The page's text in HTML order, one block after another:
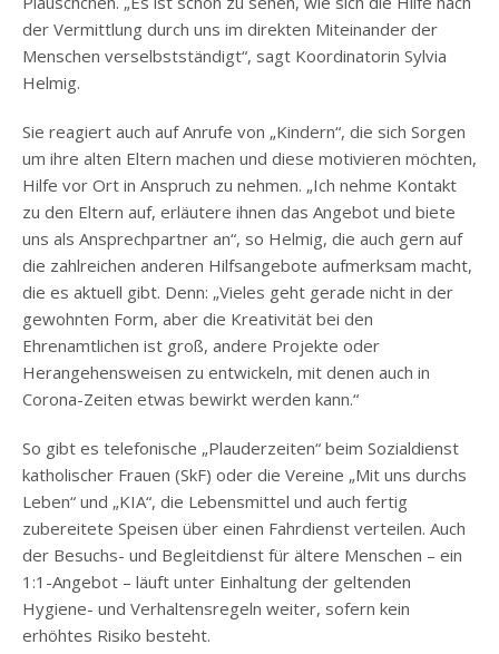
der Vermittlung durch uns im direkten Miteinander der
Menschen verselbstständigt“, sagt Koordinatorin Sylvia
Helmig.
Sie reagiert auch auf Anrufe von „Kindern“, die sich Sorgen
um ihre alten Eltern machen und diese motivieren möchten,
Hilfe vor Ort in Anspruch zu nehmen. „Ich nehme Kontakt
zu den Eltern auf, erläutere ihnen das Angebot und biete
uns als Ansprechpartner an“, so Helmig, die auch gern auf
die zahlreichen anderen Hilfsangebote aufmerksam macht,
die es aktuell gibt. Denn: „Vieles geht gerade nicht in der
gewohnten Form, aber die Kreativität bei den
Ehrenamtlichen ist groß, andere Projekte oder
Herangehensweisen zu entwickeln, mit denen auch in
Corona-Zeiten etwas bewirkt werden kann.“
So gibt es telefonische „Plauderzeiten“ beim Sozialdienst
katholischer Frauen (SkF) oder die Vereine „Mit uns durchs
Leben“ und „KIA“, die Lebensmittel und auch fertig
zubereitete Speisen über einen Fahrdienst verteilen. Auch
der Besuchs- und Begleitdienst für ältere Menschen – ein
1:1-Angebot – läuft unter Einhaltung der geltenden
Hygiene- und Verhaltensregeln weiter, sofern kein
erhöhtes Risiko besteht.